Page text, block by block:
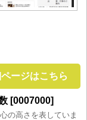
ージはこちら
[0007000]
の高さを表していま